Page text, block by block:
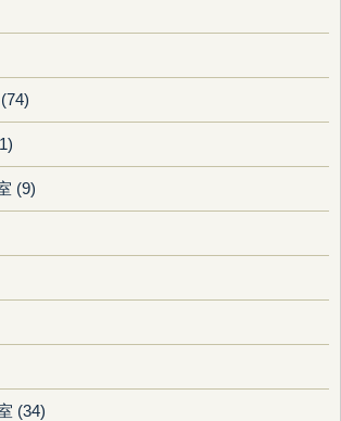
(9)
(34)